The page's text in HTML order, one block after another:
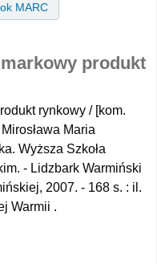
MARC
produkt
rynkowy / [kom.
Maria
Wyższa Szkoła
- Lidzbark Warmiński
2007. - 168 s. : il.
Warmii .